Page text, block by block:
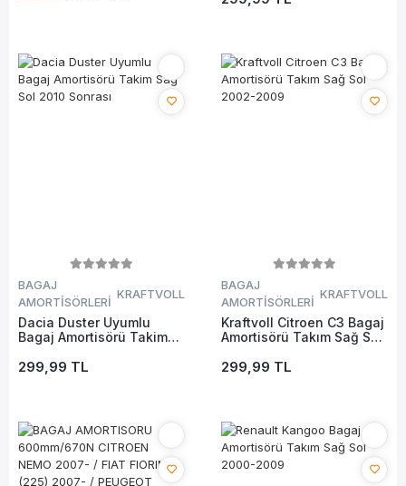
BAGAJ
AMORTİSÖRLERİ
KRAFTVOLL
Dacia Duster Uyumlu
Bagaj Amortisörü Takim
299,99 TL
BAGAJ
AMORTİSÖRLERİ
KRAFTVOLL
Kraftvoll Citroen C3 Bagaj
Amortisörü Takım Sağ Sol
299,99 TL